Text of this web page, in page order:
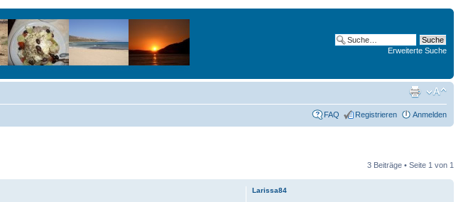
Erweiterte Suche
FAQ Registrieren Anmelden
3 Beiträge • Seite 1 von 1
Larissa84